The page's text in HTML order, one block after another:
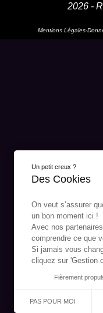
2026 -
Mentions Légales-
Un petit creux ?
Des Cookies
On veut s’assurer
un bon moment ici !
Avec nos
comprendre ce que
Si jamais vous
cliquez sur 'Gestion
Fièrement
PAS POUR MOI